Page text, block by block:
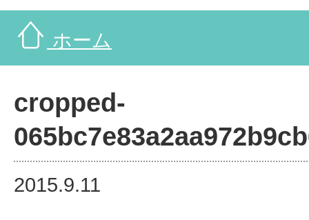
ホーム
cropped-
2015.9.11